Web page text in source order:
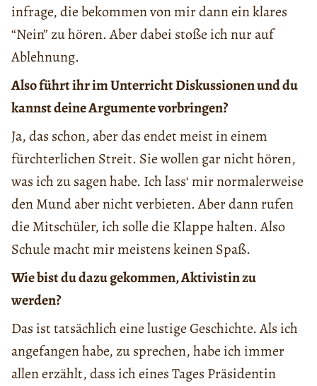
infrage, die bekommen von mir dann ein klares
“Nein” zu hören. Aber dabei stoße ich nur auf
Ablehnung.
Also führt ihr im Unterricht Diskussionen und du
kannst deine Argumente vorbringen?
Ja, das schon, aber das endet meist in einem
fürchterlichen Streit. Sie wollen gar nicht hören,
was ich zu sagen habe. Ich lass‘ mir normalerweise
den Mund aber nicht verbieten. Aber dann rufen
die Mitschüler, ich solle die Klappe halten. Also
Schule macht mir meistens keinen Spaß.
Wie bist du dazu gekommen, Aktivistin zu
werden?
Das ist tatsächlich eine lustige Geschichte. Als ich
angefangen habe, zu sprechen, habe ich immer
allen erzählt, dass ich eines Tages Präsidentin